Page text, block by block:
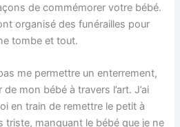
de commémorer votre bébé.
organisé des funérailles pour
tombe et tout.
me permettre un enterrement,
mon bébé à travers l’art. J’ai
en train de remettre le petit à
triste, manquant le bébé que je ne